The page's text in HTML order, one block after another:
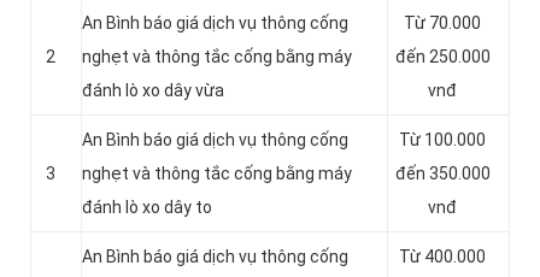
2
An Bình báo giá dịch vụ thông cống
nghẹt và thông tắc cống bằng máy
đánh lò xo dây vừa
Từ 70.000
đến 250.000
vnđ
3
An Bình báo giá dịch vụ thông cống
nghẹt và thông tắc cống bằng máy
đánh lò xo dây to
Từ 100.000
đến 350.000
vnđ
An Bình báo giá dịch vụ thông cống
Từ 400.000